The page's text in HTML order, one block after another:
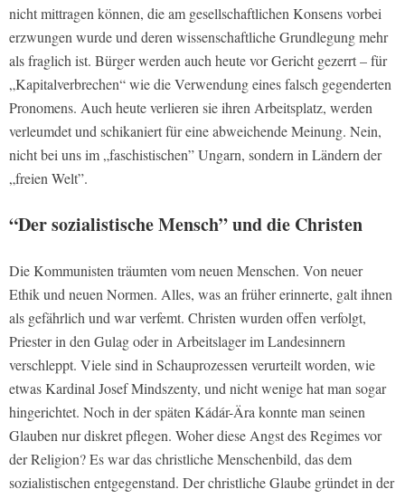
nicht mittragen können, die am gesellschaftlichen Konsens vorbei
erzwungen wurde und deren wissenschaftliche Grundlegung mehr
als fraglich ist. Bürger werden auch heute vor Gericht gezerrt – für
„Kapitalverbrechen“ wie die Verwendung eines falsch gegenderten
Pronomens. Auch heute verlieren sie ihren Arbeitsplatz, werden
verleumdet und schikaniert für eine abweichende Meinung. Nein,
nicht bei uns im „faschistischen” Ungarn, sondern in Ländern der
„freien Welt”.
“Der sozialistische Mensch” und die Christen
Die Kommunisten träumten vom neuen Menschen. Von neuer
Ethik und neuen Normen. Alles, was an früher erinnerte, galt ihnen
als gefährlich und war verfemt. Christen wurden offen verfolgt,
Priester in den Gulag oder in Arbeitslager im Landesinnern
verschleppt. Viele sind in Schauprozessen verurteilt worden, wie
etwas Kardinal Josef Mindszenty, und nicht wenige hat man sogar
hingerichtet. Noch in der späten Kádár-Ära konnte man seinen
Glauben nur diskret pflegen. Woher diese Angst des Regimes vor
der Religion? Es war das christliche Menschenbild, das dem
sozialistischen entgegenstand. Der christliche Glaube gründet in der